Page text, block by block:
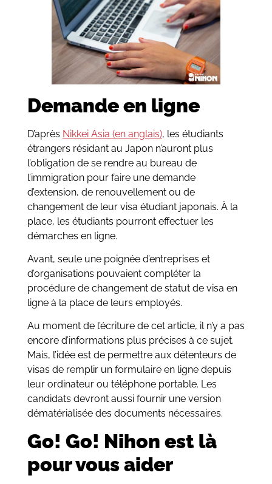
Demande en ligne
D’après Nikkei Asia (en anglais), les étudiants
étrangers résidant au Japon n’auront plus
l’obligation de se rendre au bureau de
l’immigration pour faire une demande
d’extension, de renouvellement ou de
changement de leur visa étudiant japonais. À la
place, les étudiants pourront effectuer les
démarches en ligne.
Avant, seule une poignée d’entreprises et
d’organisations pouvaient compléter la
procédure de changement de statut de visa en
ligne à la place de leurs employés.
Au moment de l’écriture de cet article, il n’y a pas
encore d’informations plus précises à ce sujet.
Mais, l’idée est de permettre aux détenteurs de
visas de remplir un formulaire en ligne depuis
leur ordinateur ou téléphone portable. Les
candidats devront aussi fournir une version
dématérialisée des documents nécessaires.
Go! Go! Nihon est là
pour vous aider